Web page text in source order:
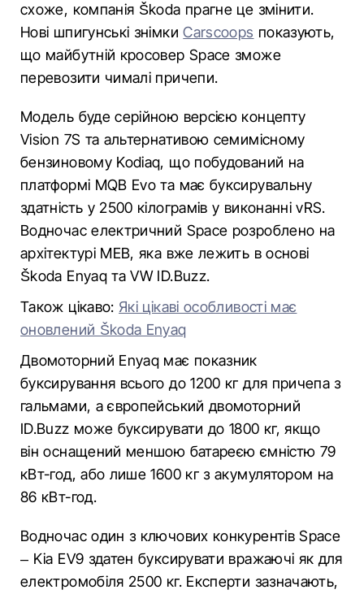
схоже, компанія Škoda прагне це змінити.
Нові шпигунські знімкиCarscoops показують,
що майбутній кросовер Space зможе
перевозити чималі причепи.
Модель буде серійною версією концепту
Vision 7S та альтернативою семимісному
бензиновому Kodiaq, що побудований на
платформі MQB Evo та має буксирувальну
здатність у 2500 кілограмів у виконанні vRS.
Водночас електричний Space розроблено на
архітектурі MEB, яка вже лежить в основі
Škoda Enyaq та VW ID.Buzz.
Також цікаво: Які цікаві особливості має
оновлений Škoda Enyaq
Двомоторний Enyaq має показник
буксирування всього до 1200 кг для причепа з
гальмами, а європейський двомоторний
ID.Buzz може буксирувати до 1800 кг, якщо
він оснащений меншою батареєю ємністю 79
кВт-год, або лише 1600 кг з акумулятором на
86 кВт-год.
Водночас один з ключових конкурентів Space
– Kia EV9 здатен буксирувати вражаючі як для
електромобіля 2500 кг. Експерти зазначають,